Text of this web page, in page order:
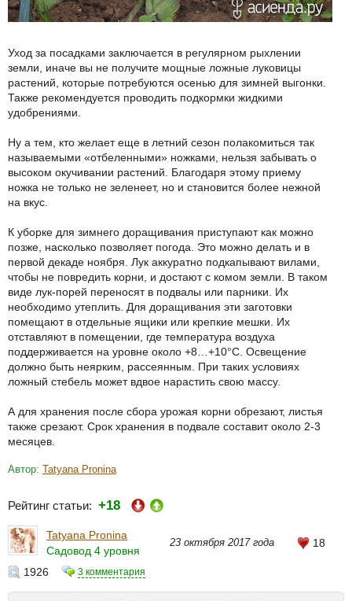
Уход за посадками заключается в регулярном рыхлении
земли, иначе вы не получите мощные ложные луковицы
растений, которые потребуются осенью для зимней выгонки.
Также рекомендуется проводить подкормки жидкими
удобрениями.
Ну а тем, кто желает еще в летний сезон полакомиться так
называемыми «отбеленными» ножками, нельзя забывать о
высоком окучивании растений. Благодаря этому приему
ножка не только не зеленеет, но и становится более нежной
на вкус.
К уборке для зимнего доращивания приступают как можно
позже, насколько позволяет погода. Это можно делать и в
первой декаде ноября. Лук аккуратно подкапывают вилами,
чтобы не повредить корни, и достают с комом земли. В таком
виде лук-порей переносят в подвалы или парники. Их
необходимо утеплить. Для доращивания эти заготовки
помещают в отдельные ящики или крепкие мешки. Их
отставляют в помещении, где температура воздуха
поддерживается на уровне около +8…+10°С. Освещение
должно быть неярким, рассеянным. При таких условиях
ложный стебель может вдвое нарастить свою массу.
А для хранения после сбора урожая корни обрезают, листья
также срезают. Срок хранения в подвале составит около 2-3
месяцев.
Автор: Tatyana Pronina
Рейтинг статьи: +18
Tatyana Pronina
Садовод 4 уровня
23 октября 2017 года 18
1926 3 комментария